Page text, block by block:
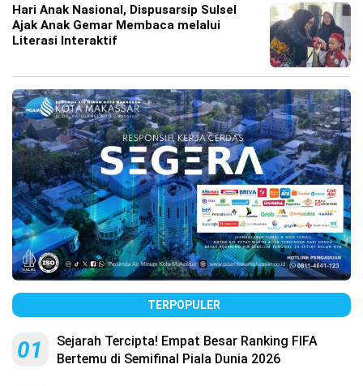
Hari Anak Nasional, Dispusarsip Sulsel
Ajak Anak Gemar Membaca melalui
Literasi Interaktif
TERPOPULER
01
Sejarah Tercipta! Empat Besar Ranking FIFA
Bertemu di Semifinal Piala Dunia 2026